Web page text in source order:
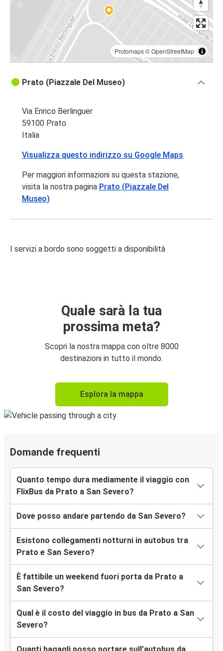
Protomaps©OpenStreetMap
Prato (Piazzale Del Museo)
Via Enrico Berlinguer
59100 Prato
Italia
Visualizza questo indirizzo su Google Maps
Per maggiori informazioni su questa stazione,
visita la nostra pagina Prato (Piazzale Del
Museo)
I servizi a bordo sono soggetti a disponibilità
Quale sarà la tua
prossima meta?
Scopri la nostra mappa con oltre 8000
destinazioni in tutto il mondo.
Esplora la mappa
Domande frequenti
Quanto tempo dura mediamente il viaggio con
FlixBus da Prato a San Severo?
Dove posso andare partendo da San Severo?
Esistono collegamenti notturni in autobus tra
Prato e San Severo?
È fattibile un weekend fuori porta da Prato a
San Severo?
Qual è il costo del viaggio in bus da Prato a San
Severo?